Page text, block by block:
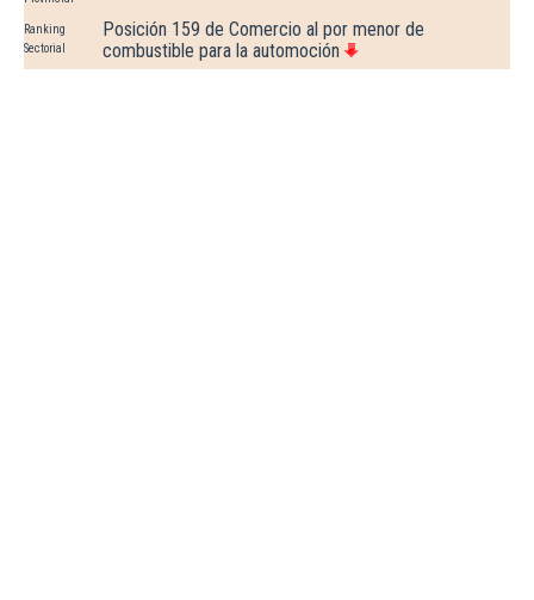
Ranking
Sectorial
Posición 159 de Comercio al por menor de
combustible para la automoción